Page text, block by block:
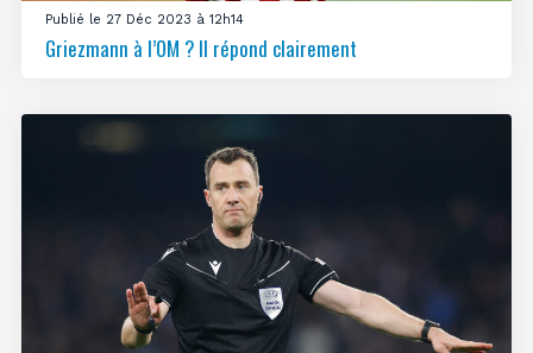
Publié le 27 Déc 2023 à 12h14
Griezmann à l’OM ? Il répond clairement